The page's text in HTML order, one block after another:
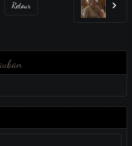
Retour